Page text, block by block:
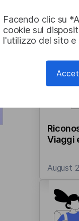
Facendo clic su
cookie sul
l'utilizzo del sito
August
Viaggi
August